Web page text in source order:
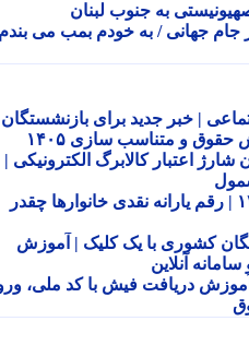
به جنوب لبنان
/ به خودم بمب می بندم
| خبر جدید برای بازنشستگان و
و متناسب سازی ۱۴۰۵
۱۴۰۵ | زمان شارژ اعتبار کالابرگ الکترونیکی |
دقیق یارانه مرداد ماه ۱۴۰۵ | رقم یارانه نقدی خانوارها چقدر
با یک کلیک | آموزش
آنلاین
دریافت فیش با کد ملی، ورود